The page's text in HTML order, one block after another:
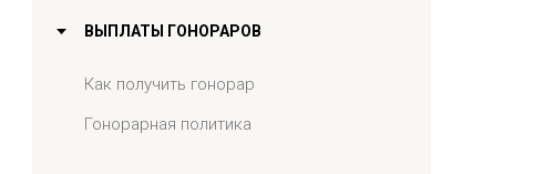
ВЫПЛАТЫ ГОНОРАРОВ
Как получить гонорар
Гонорарная политика